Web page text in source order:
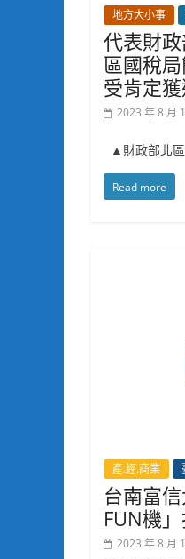
地方大小事
代表財
區國稅
受肯定
2023 年 8 月
▲財政部北
Read more
產.經.商業
台南富
FUN機
2023 年 8 月